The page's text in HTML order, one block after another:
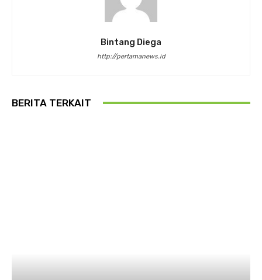
Bintang Diega
http://pertamanews.id
BERITA TERKAIT